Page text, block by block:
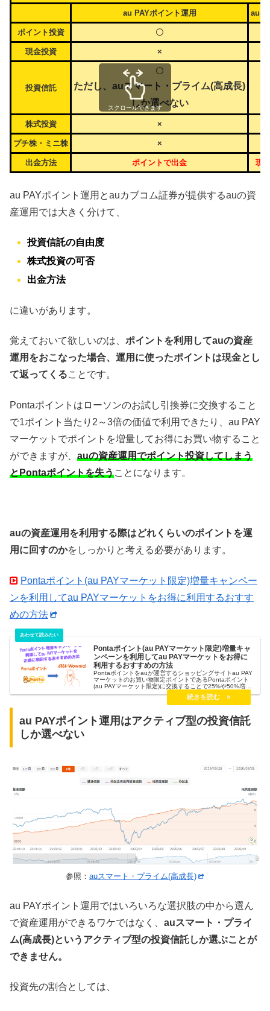
au PAYポイント運用 auの
ポイント投資 〇
現金投資 ×
投資信託
〇
ただし、auスマート・プライム(高成長)
しか選べない
株式投資 ×
プチ株・ミニ株 ×
出金方法 ポイントで出金 現
スクロールできます
au PAYポイント運用とauカブコム証券が提供するauの資
産運用では大きく分けて、
投資信託の自由度
株式投資の可否
出金方法
に違いがあります。
覚えておいて欲しいのは、 ポイントを利用してauの資産
運用をおこなった場合、運用に使ったポイントは現金とし
て返ってくることです。
Pontaポイントはローソンのお試し引換券に交換すること
で1ポイント当たり2～3倍の価値で利用できたり、au PAY
マーケットでポイントを増量してお得にお買い物すること
ができますが、 auの資産運用でポイント投資してしまう
とPontaポイントを失うことになります。
auの資産運用を利用する際はどれくらいのポイントを運
用に回すのかをしっかりと考える必要があります。
Pontaポイント(au PAYマーケット限定)増量キャンペー
ンを利用してau PAYマーケットをお得に利用するおすす
めの方法
Pontaポイント(au PAYマーケット限定)増量キャ
ンペーンを利用してau PAYマーケットをお得に
利用するおすすめの方法
Pontaポイントをauが運営するショッピングサイトau PAY
マーケットのお買い物限定ポイントであるPontaポイント
(au PAYマーケット限定)に交換することで25%や50%増量
のキャンペーンを不定期開催しています。そこで今回は
Pontaポイント増量キャンペーンを利用してau PAYマーケ
ットをお得に利用するおすすめの方法を紹介します。
au PAYポイント運用はアクティブ型の投資信託
しか選べない
参照： auスマート・プライム(高成長)
au PAYポイント運用ではいろいろな選択肢の中から選ん
で資産運用ができるワケではなく、 auスマート・プライ
ム(高成長)というアクティブ型の投資信託しか選ぶことが
できません。
投資先の割合としては、